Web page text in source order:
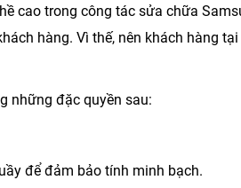
cao trong công tác sửa chữa
hàng. Vì thế, nên khách hàng
những đặc quyền sau:
để đảm bảo tính minh bạch.